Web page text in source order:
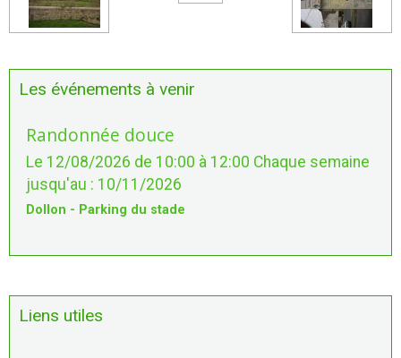
Les événements à venir
Randonnée douce
Le 12/08/2026 de 10:00 à 12:00 Chaque semaine
jusqu'au : 10/11/2026
Dollon - Parking du stade
Liens utiles